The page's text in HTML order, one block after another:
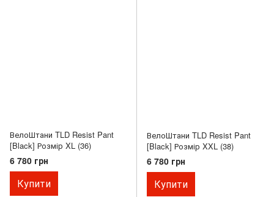
ВелоШтани TLD Resist Pant
[Black] Розмір XL (36)
6 780 грн
Купити
ВелоШтани TLD Resist Pant
[Black] Розмір XXL (38)
6 780 грн
Купити